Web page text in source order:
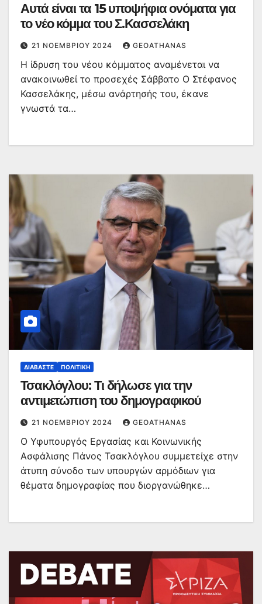
Αυτά είναι τα 15 υποψήφια ονόματα για
το νέο κόμμα του Σ.Κασσελάκη
21 ΝΟΕΜΒΡΊΟΥ 2024 GEOATHANAS
Η ίδρυση του νέου κόμματος αναμένεται να
ανακοινωθεί το προσεχές Σάββατο Ο Στέφανος
Κασσελάκης, μέσω ανάρτησής του, έκανε
γνωστά τα…
ΔΙΑΒΆΣΤΕ ΠΟΛΙΤΙΚΉ
Τσακλόγλου: Τι δήλωσε για την
αντιμετώπιση του δημογραφικού
21 ΝΟΕΜΒΡΊΟΥ 2024 GEOATHANAS
Ο Υφυπουργός Εργασίας και Κοινωνικής
Ασφάλισης Πάνος Τσακλόγλου συμμετείχε στην
άτυπη σύνοδο των υπουργών αρμόδιων για
θέματα δημογραφίας που διοργανώθηκε…